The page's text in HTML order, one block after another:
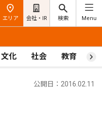
エリア 会社・IR 検索 Menu
文化 社会 教育 ス
公開日：2016.02.11